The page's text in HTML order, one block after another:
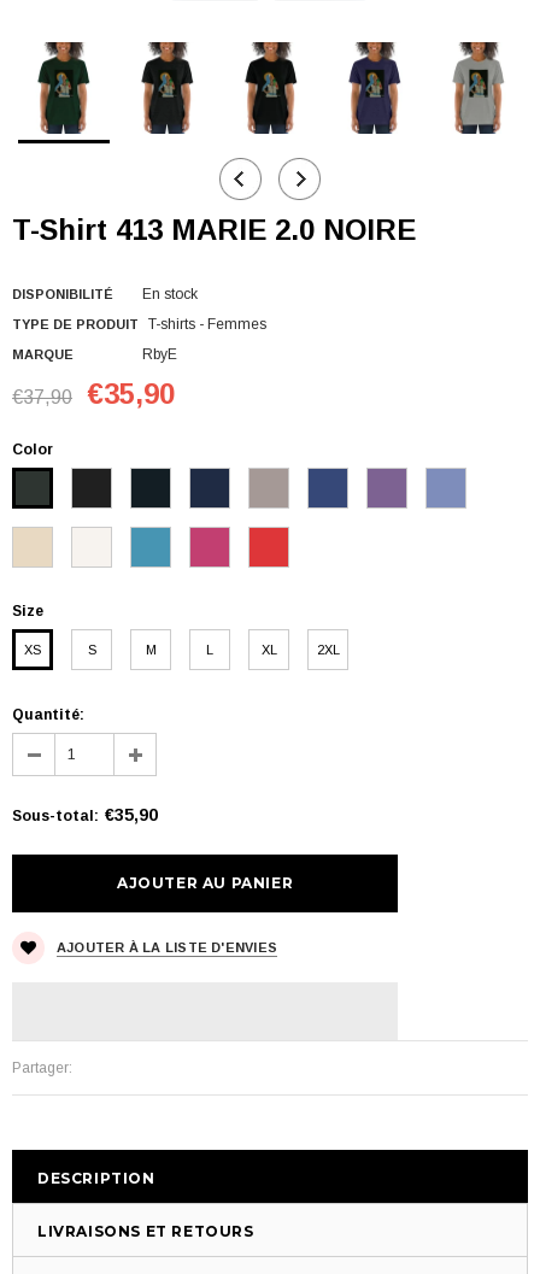
T-Shirt 413 MARIE 2.0 NOIRE
DISPONIBILITÉ En stock
TYPE DE PRODUIT T-shirts - Femmes
MARQUE RbyE
€37,90 €35,90
Color
Size
XS S M L XL 2XL
Quantité:
Sous-total : €35,90
AJOUTER À LA LISTE D'ENVIES
Partager:
DESCRIPTION
LIVRAISONS ET RETOURS